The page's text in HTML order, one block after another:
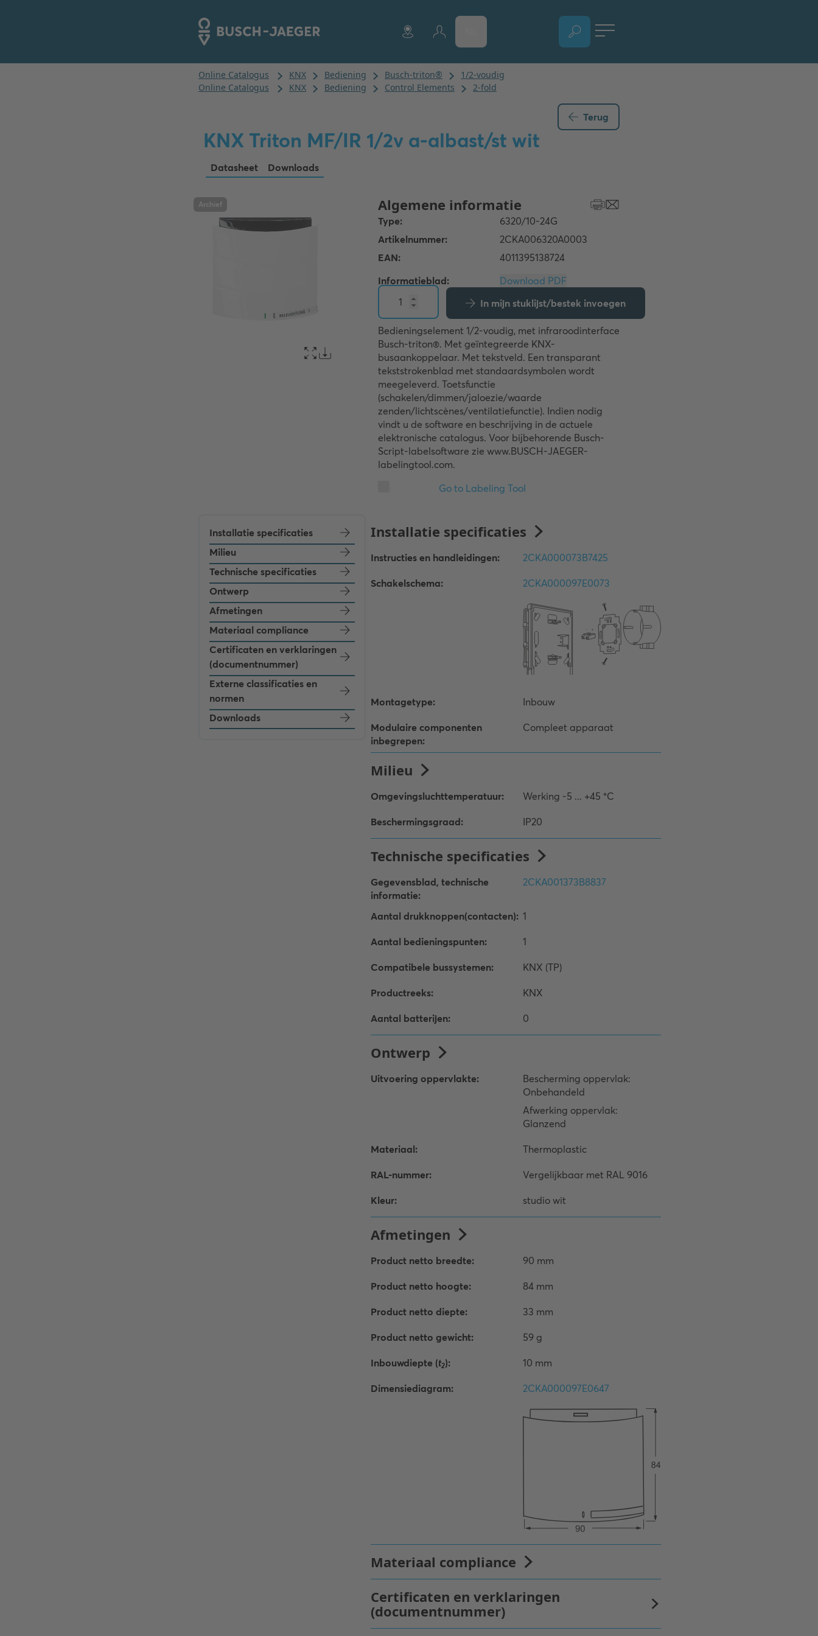
Terug
KNX Triton MF/IR 1/2v a-albast/st wit
Datasheet Downloads
Archief
Informatieblad:
Download PDF
In mijn stuklijst/bestek invoegen
Bedieningselement 1/2-voudig, met infraroodinterface
Busch-triton®. Met geïntegreerde KNX-
busaankoppelaar. Met tekstveld. Een transparant
tekststrokenblad met standaardsymbolen wordt
meegeleverd. Toetsfunctie
(schakelen/dimmen/jaloezie/waarde
zenden/lichtscènes/ventilatiefunctie). Indien nodig
vindt u de software en beschrijving in de actuele
elektronische catalogus. Voor bijbehorende Busch-
Script-labelsoftware zie www.BUSCH-JAEGER-
labelingtool.com.
Installatie specificaties
Milieu
Technische specificaties
Ontwerp
Afmetingen
Materiaal compliance
Certificaten en verklaringen
(documentnummer)
Externe classificaties en
normen
Downloads